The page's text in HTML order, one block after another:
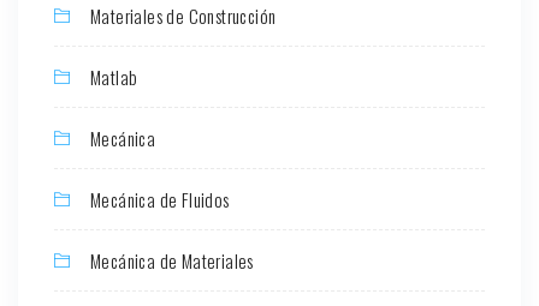
Materiales de Construcción
Matlab
Mecánica
Mecánica de Fluidos
Mecánica de Materiales